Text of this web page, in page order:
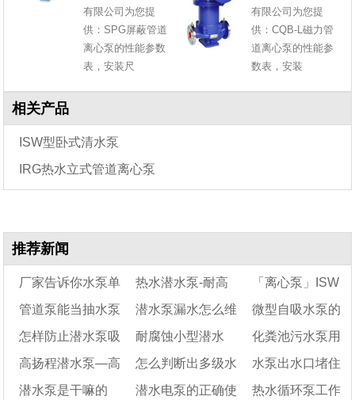
有限公司为您提
供：SPG屏蔽管道
离心泵的性能参数
表，安装尺
有限公司为您提
供：CQB-L磁力管
道离心泵的性能参
数表，安装
相关产品
ISW型卧式清水泵
IRG热水立式管道离心泵
推荐新闻
厂家告诉你水泵单
叶轮和双叶轮的区别
是什么
热水潜水泵-耐高
温热水潜水泵
「离心泵」ISW
管道离心泵和IS卧
式清水泵的区别
管道泵能当抽水泵
用吗
潜水泵漏水怎么维 微型自吸水泵的
工作原理及保养步
怎样防止潜水泵吸 耐腐蚀小型潜水
泵-耐酸潜水泵型号
化粪池污水泵用
多大的
高扬程潜水泵—高
扬程潜水泵规格型号
怎么判断出多级水
泵叶轮是否磨损
水泵出水口堵住
会怎么样
潜水泵是干嘛的 潜水电泵的正确使 热水循环泵工作